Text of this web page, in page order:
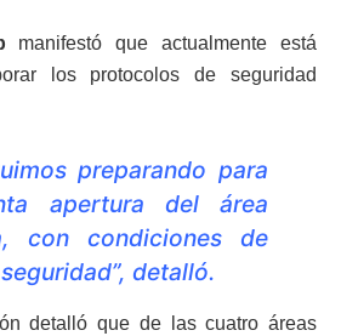
manifestó que actualmente está
los protocolos de seguridad
preparando para
apertura del área
con condiciones de
detalló.
detalló que de las cuatro áreas